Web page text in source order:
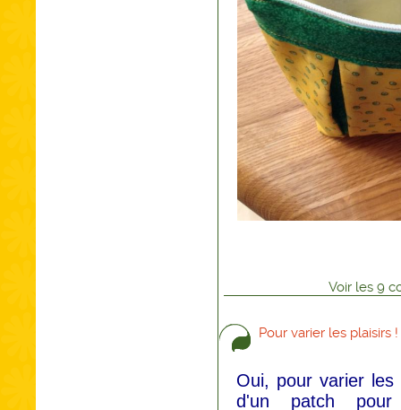
Voir les 9
Pour varier les plaisirs !
Oui, pour varier
d'un patch pour